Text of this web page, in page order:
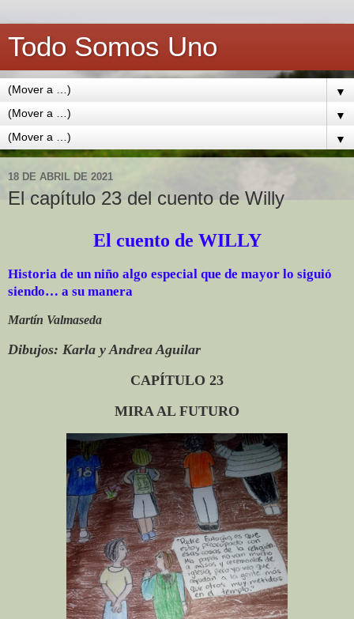
Todo Somos Uno
▼
▼
▼
18 DE ABRIL DE 2021
El capítulo 23 del cuento de Willy
El cuento de WILLY
Historia de un niño algo especial que de mayor lo siguió
siendo… a su manera
Martín Valmaseda
Dibujos: Karla y Andrea Aguilar
CAPÍTULO 23
MIRA AL FUTURO